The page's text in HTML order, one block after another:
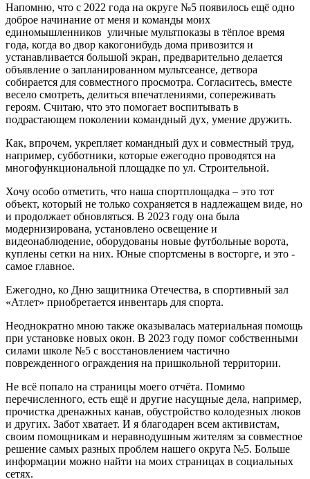
Напомню, что с 2022 года на округе №5 появилось ещё одно
доброе начинание от меня и команды моих
единомышленников ­ уличные мульт­показы в тёплое время
года, когда во двор какого­нибудь дома привозится и
устанавливается большой экран, предварительно делается
объявление о запланированном мультсеансе, детвора
собирается для совместного просмотра. Согласитесь, вместе
весело смотреть, делиться впечатлениями, сопереживать
героям. Считаю, что это помогает воспитывать в
подрастающем поколении командный дух, умение дружить.
Как, впрочем, укрепляет командный дух и совместный труд,
например, субботники, которые ежегодно проводятся на
многофункциональной площадке по ул. Строительной.
Хочу особо отметить, что наша спортплощадка – это тот
объект, который не только сохраняется в надлежащем виде, но
и продолжает обновляться. В 2023 году она была
модернизирована, установлено освещение и
видеонаблюдение, оборудованы новые футбольные ворота,
куплены сетки на них. Юные спорт­смены в восторге, и это ­
самое главное.
Ежегодно, ко Дню защитника Отечества, в спортивный зал
«Атлет» приобретается инвентарь для спорта.
Неоднократно мною также оказывалась материальная помощь
при установке новых окон. В 2023 году помог собственными
силами школе №5 с восстановлением частично
поврежденного ограждения на пришкольной территории.
Не всё попало на страницы моего отчёта. Помимо
перечисленного, есть ещё и другие насущные дела, например,
прочистка дренажных канав, обустройство колодезных люков
и других. Забот хватает. И я благодарен всем активистам,
своим помощникам и неравнодушным жителям за совместное
решение самых разных проблем нашего округа №5. Больше
информации можно найти на моих страницах в социальных
сетях.